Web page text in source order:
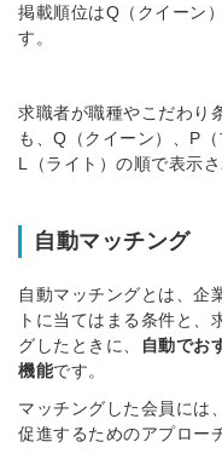
掲載順位はQ（クイーン
す。
求職者が職種やこだわり
も、Q（クイーン）、P
L（ライト）の順で表示さ
自動マッチング
自動マッチングとは、企
トに当てはまる条件と、
グしたときに、
自動でお
機能です。
マッチングした会員には
促進するためのアプロー